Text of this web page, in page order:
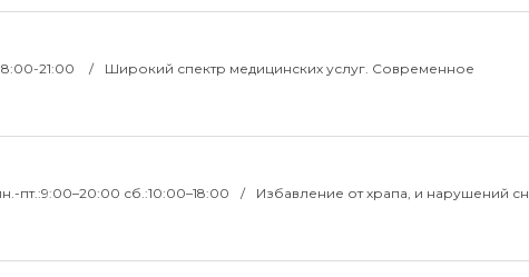
21:00
Широкий спектр медицинских услуг. Современное
пт.:9:00–20:00 сб.:10:00–18:00
Избавление от храпа, и нарушений